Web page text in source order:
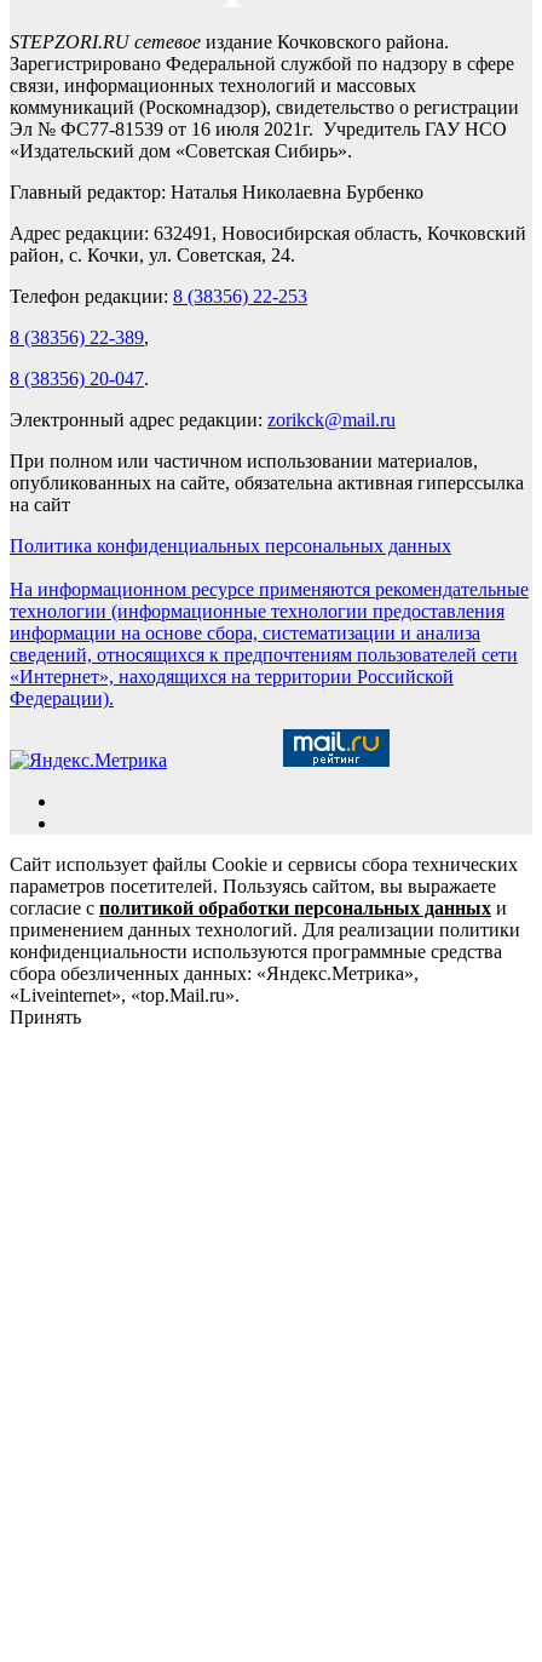
STEPZORI.RU сетевое издание Кочковского района.
Зарегистрировано Федеральной службой по надзору в сфере
связи, информационных технологий и массовых
коммуникаций (Роскомнадзор), свидетельство о регистрации
Эл № ФС77-81539 от 16 июля 2021г. Учредитель ГАУ НСО
«Издательский дом «Советская Сибирь».
Главный редактор: Наталья Николаевна Бурбенко
Адрес редакции: 632491, Новосибирская область, Кочковский
район, с. Кочки, ул. Советская, 24.
Телефон редакции: 8 (38356) 22-253
8 (38356) 22-389,
8 (38356) 20-047.
Электронный адрес редакции: zorikck@mail.ru
При полном или частичном использовании материалов,
опубликованных на сайте, обязательна активная гиперссылка
на сайт
Политика конфиденциальных персональных данных
На информационном ресурсе применяются рекомендательные
технологии (информационные технологии предоставления
информации на основе сбора, систематизации и анализа
сведений, относящихся к предпочтениям пользователей сети
«Интернет», находящихся на территории Российской
Федерации).
Сайт использует файлы Cookie и сервисы сбора технических
параметров посетителей. Пользуясь сайтом, вы выражаете
согласие с политикой обработки персональных данных и
применением данных технологий. Для реализации политики
конфиденциальности используются программные средства
сбора обезличенных данных: «Яндекс.Метрика»,
«Liveinternet», «top.Mail.ru».
Принять